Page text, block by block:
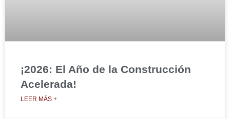
¡2026: El Año de la Construcción
Acelerada!
LEER MÁS +